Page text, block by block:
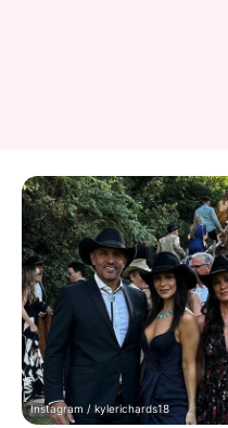
Instagram / kylerichards18